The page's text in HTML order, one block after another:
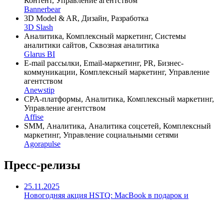
Bannerbear
3D Model & AR, Дизайн, Разработка
3D Slash
Аналитика, Комплексный маркетинг, Системы
аналитики сайтов, Сквозная аналитика
Glarus BI
E-mail рассылки, Email-маркетинг, PR, Бизнес-
коммуникации, Комплексный маркетинг, Управление
агентством
Anewstip
CPA-платформы, Аналитика, Комплексный маркетинг,
Управление агентством
Affise
SMM, Аналитика, Аналитика соцсетей, Комплексный
маркетинг, Управление социальными сетями
Agorapulse
Пресс-релизы
25.11.2025
Новогодняя акция HSTQ: MacBook в подарок и